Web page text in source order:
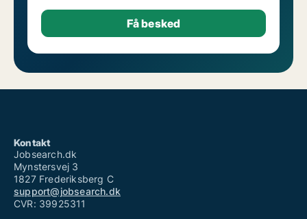
Kontakt
Jobsearch.dk
Mynstersvej 3
1827 Frederiksberg C
support@jobsearch.dk
CVR: 39925311